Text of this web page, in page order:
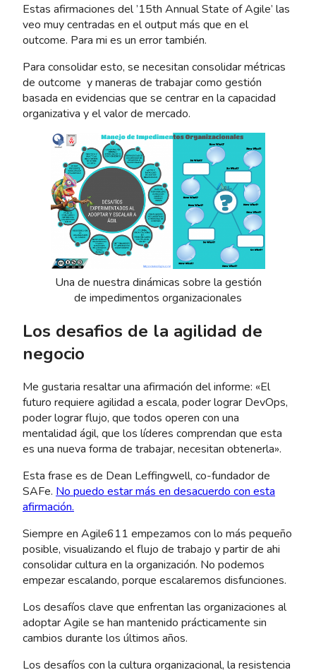
Estas afirmaciones del ’15th Annual State of Agile’ las
veo muy centradas en el output más que en el
outcome. Para mi es un error también.
Para consolidar esto, se necesitan consolidar métricas
de outcome y maneras de trabajar como gestión
basada en evidencias que se centrar en la capacidad
organizativa y el valor de mercado.
Una de nuestra dinámicas sobre la gestión
de impedimentos organizacionales
Los desafios de la agilidad de
negocio
Me gustaria resaltar una afirmación del informe: «El
futuro requiere agilidad a escala, poder lograr DevOps,
poder lograr flujo, que todos operen con una
mentalidad ágil, que los líderes comprendan que esta
es una nueva forma de trabajar, necesitan obtenerla».
Esta frase es de Dean Leffingwell, co-fundador de
SAFe. No puedo estar más en desacuerdo con esta
afirmación.
Siempre en Agile611 empezamos con lo más pequeño
posible, visualizando el flujo de trabajo y partir de ahi
consolidar cultura en la organización. No podemos
empezar escalando, porque escalaremos disfunciones.
Los desafíos clave que enfrentan las organizaciones al
adoptar Agile se han mantenido prácticamente sin
cambios durante los últimos años.
Los desafíos con la cultura organizacional, la resistencia